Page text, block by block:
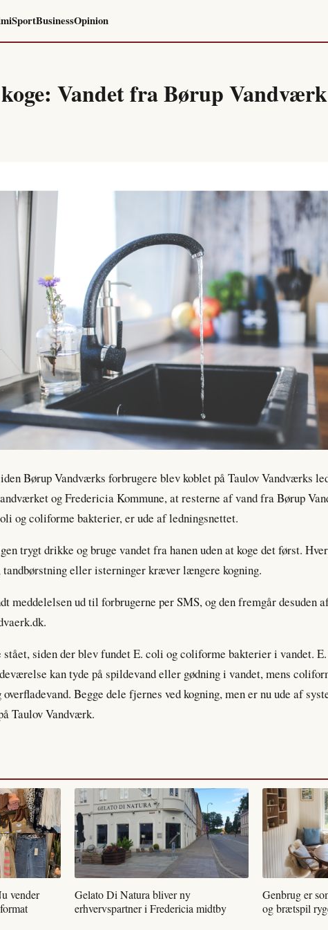
SportBusinessOpinion
Vandet fra Børup
Børup Vandværks forbrugere blev koblet på Taulov Vandværks
og Fredericia Kommune, at resterne af vand fra Børup
og coliforme bakterier, er ude af ledningsnettet.
trygt drikke og bruge vandet fra hanen uden at koge det først.
eller isterninger kræver længere kogning.
meddelelsen ud til forbrugerne per SMS, og den fremgår desuden
stået, siden der blev fundet E. coli og coliforme bakterier i vandet.
kan tyde på spildevand eller gødning i vandet, mens
Begge dele fjernes ved kogning, men er nu ude af
Taulov Vandværk.
vender
Gelato Di Natura bliver ny
erhvervspartner i Fredericia midtby
Genbrug er
og brætspil